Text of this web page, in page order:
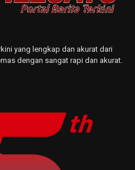
yang lengkap dan akurat dari
dengan sangat rapi dan akurat.